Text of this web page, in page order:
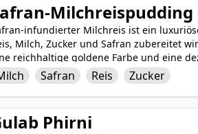
Milchreispudding
infundierter Milchreis ist ein
Milch, Zucker und Safran zubereitet
reichhaltige goldene Farbe und eine
verleiht. Ob warm oder gekühlt
das die feinen Aromen von Safran
Anlässe oder als süßer
aus exotischen Gewürzen und
Safran Reis Zucker
Phirni